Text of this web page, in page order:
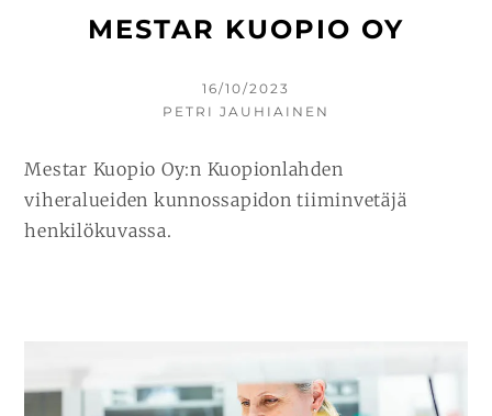
MESTAR KUOPIO OY
KIRJOITETTU
16/10/2023
KIRJOITTAJA
PETRI JAUHIAINEN
Mestar Kuopio Oy:n Kuopionlahden
viheralueiden kunnossapidon tiiminvetäjä
henkilökuvassa.